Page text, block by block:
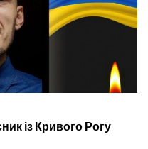
із Кривого Рогу